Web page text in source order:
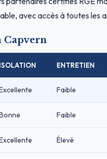
avec accès à toutes les
Capvern
ISOLATION ENTRETIEN
Faible
Faible
Élevé